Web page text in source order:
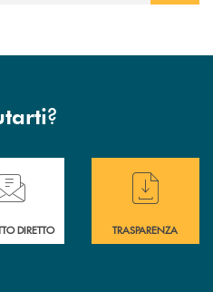
?
di assistenza immediata ?
DIRETTO
Hai bisogno di
TRASPARENZA